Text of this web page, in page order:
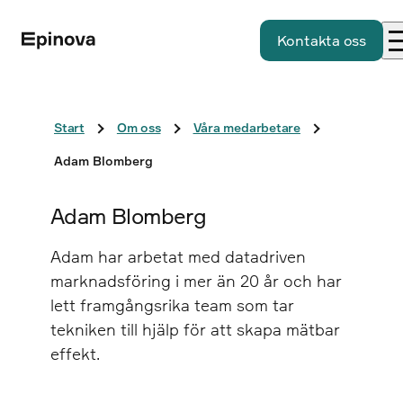
Kontakta oss
Start Om oss Våra medarbetare
Adam Blomberg
Adam Blomberg
Adam har arbetat med datadriven
marknadsföring i mer än 20 år och har
lett framgångsrika team som tar
tekniken till hjälp för att skapa mätbar
effekt.